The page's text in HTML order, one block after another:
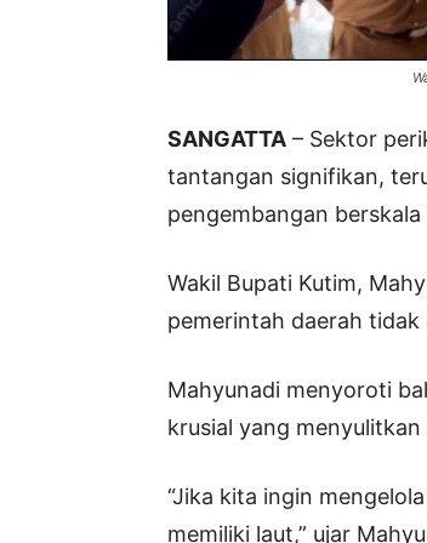
SANGATTA – Sektor
tantangan signifikan,
pengembangan berskala
Wakil Bupati Kutim,
pemerintah daerah
Mahyunadi menyoroti
krusial yang
“Jika kita ingin
memiliki laut,” ujar